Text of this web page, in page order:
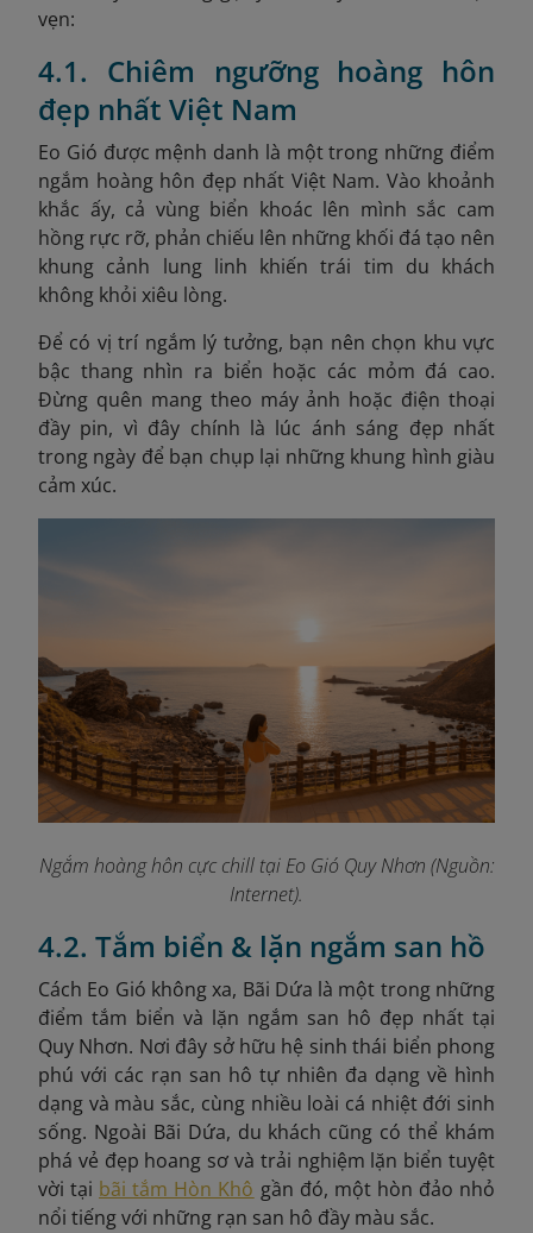
vẹn:
4.1. Chiêm ngưỡng hoàng hôn
đẹp nhất Việt Nam
Eo Gió được mệnh danh là một trong những điểm
ngắm hoàng hôn đẹp nhất Việt Nam. Vào khoảnh
khắc ấy, cả vùng biển khoác lên mình sắc cam
hồng rực rỡ, phản chiếu lên những khối đá tạo nên
khung cảnh lung linh khiến trái tim du khách
không khỏi xiêu lòng.
Để có vị trí ngắm lý tưởng, bạn nên chọn khu vực
bậc thang nhìn ra biển hoặc các mỏm đá cao.
Đừng quên mang theo máy ảnh hoặc điện thoại
đầy pin, vì đây chính là lúc ánh sáng đẹp nhất
trong ngày để bạn chụp lại những khung hình giàu
cảm xúc.
Ngắm hoàng hôn cực chill tại Eo Gió Quy Nhơn (Nguồn:
Internet).
4.2. Tắm biển & lặn ngắm san hồ
Cách Eo Gió không xa, Bãi Dứa là một trong những
điểm tắm biển và lặn ngắm san hô đẹp nhất tại
Quy Nhơn. Nơi đây sở hữu hệ sinh thái biển phong
phú với các rạn san hô tự nhiên đa dạng về hình
dạng và màu sắc, cùng nhiều loài cá nhiệt đới sinh
sống. Ngoài Bãi Dứa, du khách cũng có thể khám
phá vẻ đẹp hoang sơ và trải nghiệm lặn biển tuyệt
vời tại bãi tắm Hòn Khô gần đó, một hòn đảo nhỏ
nổi tiếng với những rạn san hô đầy màu sắc.